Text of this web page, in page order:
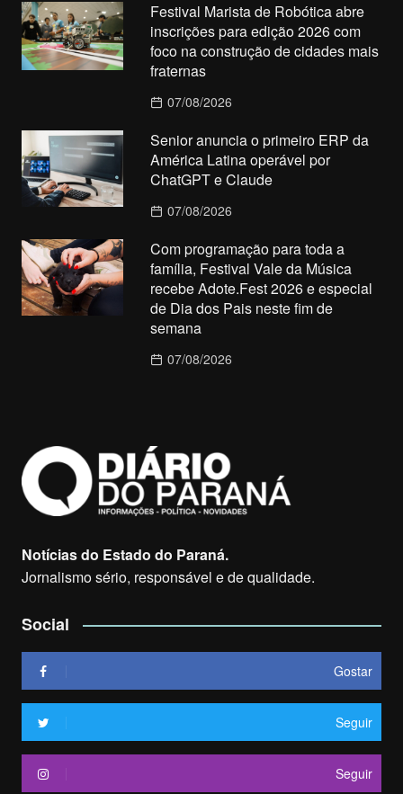
Festival Marista de Robótica abre
inscrições para edição 2026 com
foco na construção de cidades mais
fraternas
07/08/2026
Senior anuncia o primeiro ERP da
América Latina operável por
ChatGPT e Claude
07/08/2026
Com programação para toda a
família, Festival Vale da Música
recebe Adote.Fest 2026 e especial
de Dia dos Pais neste fim de
semana
07/08/2026
Notícias do Estado do Paraná.
Jornalismo sério, responsável e de qualidade.
Social
Gostar
Seguir
Seguir